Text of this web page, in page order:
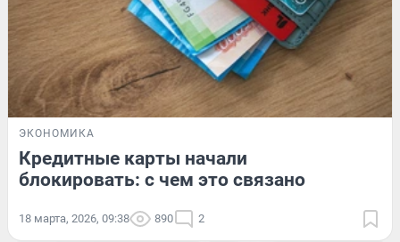
ЭКОНОМИКА
Кредитные карты начали
блокировать: с чем это связано
18 марта, 2026, 09:38 890 2